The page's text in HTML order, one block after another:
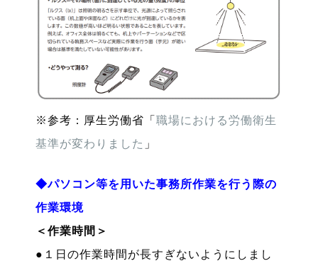
※参考：厚生労働省「 職場における労働衛生
基準が変わりました 」
◆パソコン等を用いた事務所作業を行う際の
作業環境
＜作業時間＞
●１日の作業時間が長すぎないようにしまし